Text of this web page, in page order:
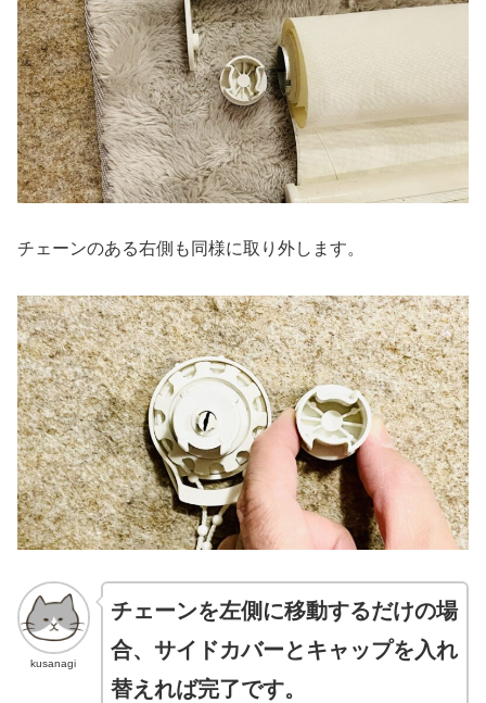
チェーンのある右側も同様に取り外します。
kusanagi
チェーンを左側に移動するだけの場
合、サイドカバーとキャップを入れ
替えれば完了です。